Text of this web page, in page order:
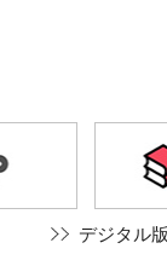
デジタル